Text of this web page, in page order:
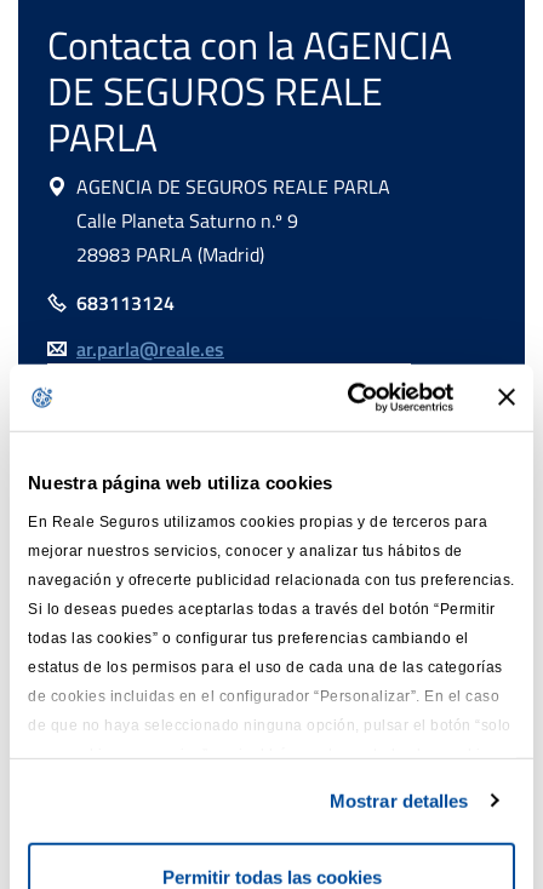
Nuestra página web utiliza cookies
En Reale Seguros utilizamos cookies propias y de terceros para
mejorar nuestros servicios, conocer y analizar tus hábitos de
navegación y ofrecerte publicidad relacionada con tus preferencias.
Si lo deseas puedes aceptarlas todas a través del botón “Permitir
todas las cookies” o configurar tus preferencias cambiando el
estatus de los permisos para el uso de cada una de las categorías
de cookies incluidas en el configurador “Personalizar”. En el caso
de que no haya seleccionado ninguna opción, pulsar el botón “solo
cambiar la configuración, puedes consultar nuestra Política de
PrivacidadyCookies.
Mostrar detalles
Permitir todas las cookies
Contacta con la AGENCIA
DE SEGUROS REALE
PARLA
AGENCIA DE SEGUROS REALE PARLA
Calle Planeta Saturno n.º 9
28983 PARLA (Madrid)
683113124
ar.parla@reale.es
¿Eres cliente de REALE?
Sí
No